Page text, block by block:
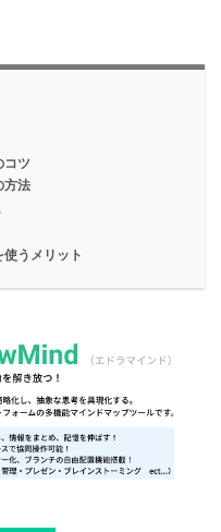
コツ
方法
うメリット